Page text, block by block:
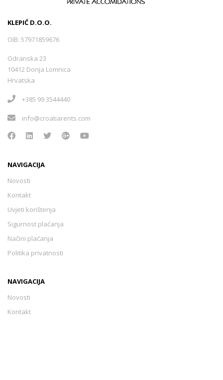
KLEPIĆ D.O.O.
OIB: 57971859676
Odranska 23
10412 Donja Lomnica
Hrvatska
+385 99 3544440
info@croatiarents.com
NAVIGACIJA
Novosti
Kontakt
Uvjeti korištenja
Sigurnost plaćanja
Načini plaćanja
Politika privatnosti
NAVIGACIJA
Novosti
Kontakt